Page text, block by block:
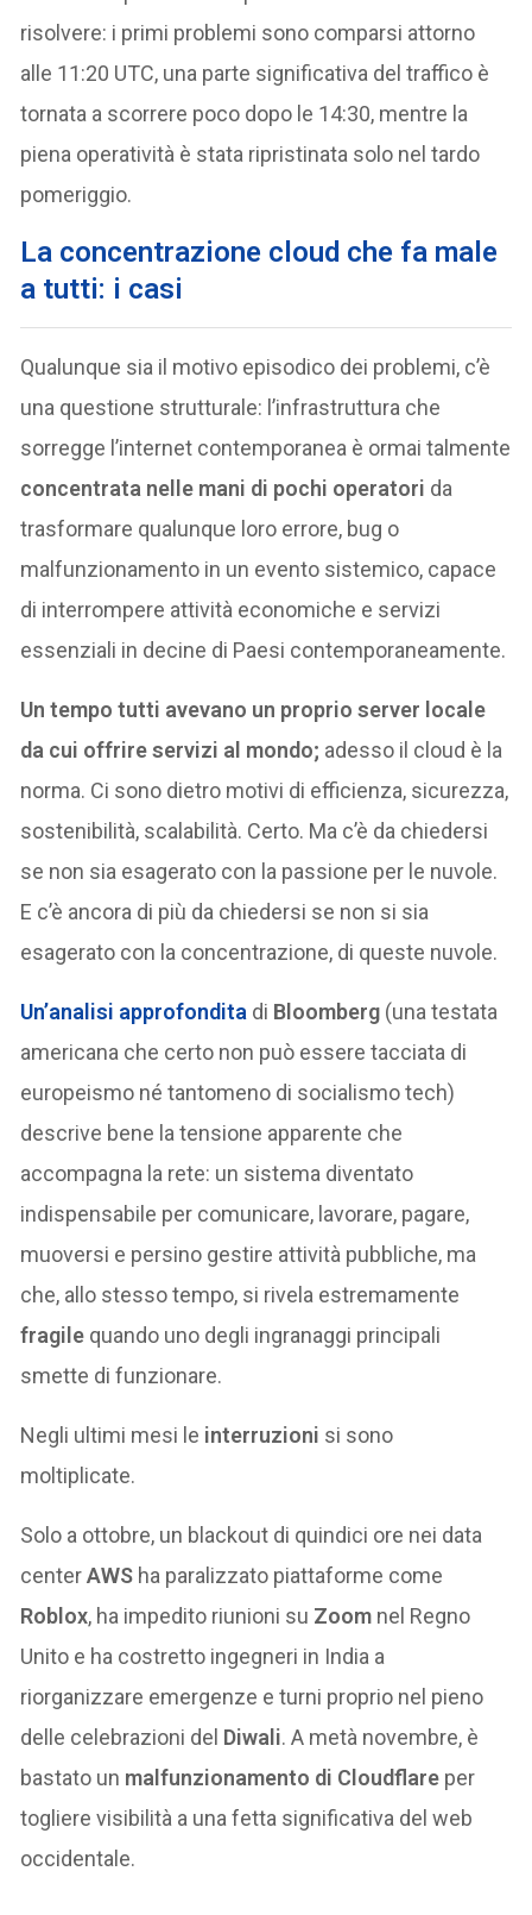
risolvere: i primi problemi sono comparsi attorno
alle 11:20 UTC, una parte significativa del traffico è
tornata a scorrere poco dopo le 14:30, mentre la
piena operatività è stata ripristinata solo nel tardo
pomeriggio.
La concentrazione cloud che fa male
a tutti: i casi
Qualunque sia il motivo episodico dei problemi, c’è
una questione strutturale: l’infrastruttura che
sorregge l’internet contemporanea è ormai talmente
concentrata nelle mani di pochi operatori da
trasformare qualunque loro errore, bug o
malfunzionamento in un evento sistemico, capace
di interrompere attività economiche e servizi
essenziali in decine di Paesi contemporaneamente.
Un tempo tutti avevano un proprio server locale
da cui offrire servizi al mondo; adesso il cloud è la
norma. Ci sono dietro motivi di efficienza, sicurezza,
sostenibilità, scalabilità. Certo. Ma c’è da chiedersi
se non sia esagerato con la passione per le nuvole.
E c’è ancora di più da chiedersi se non si sia
esagerato con la concentrazione, di queste nuvole.
Un’analisi approfondita di Bloomberg (una testata
americana che certo non può essere tacciata di
europeismo né tantomeno di socialismo tech)
descrive bene la tensione apparente che
accompagna la rete: un sistema diventato
indispensabile per comunicare, lavorare, pagare,
muoversi e persino gestire attività pubbliche, ma
che, allo stesso tempo, si rivela estremamente
fragile quando uno degli ingranaggi principali
smette di funzionare.
Negli ultimi mesi le interruzioni si sono
moltiplicate.
Solo a ottobre, un blackout di quindici ore nei data
centerAWS ha paralizzato piattaforme come
Roblox, ha impedito riunioni su Zoom nel Regno
Unito e ha costretto ingegneri in India a
riorganizzare emergenze e turni proprio nel pieno
delle celebrazioni del Diwali. A metà novembre, è
bastato un malfunzionamento di Cloudflare per
togliere visibilità a una fetta significativa del web
occidentale.